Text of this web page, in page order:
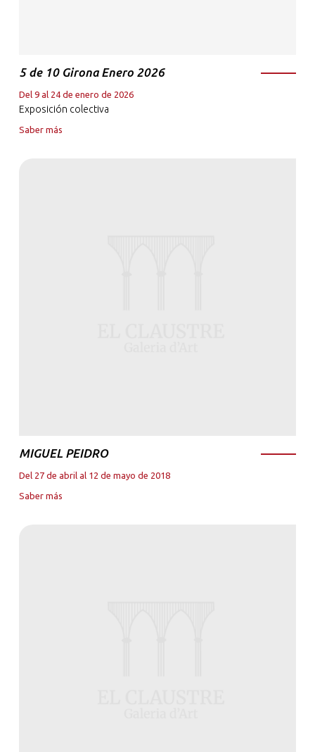
5 de 10 Girona Enero 2026
Del 9 al 24 de enero de 2026
Exposición colectiva
Saber más
MIGUEL PEIDRO
Del 27 de abril al 12 de mayo de 2018
Saber más